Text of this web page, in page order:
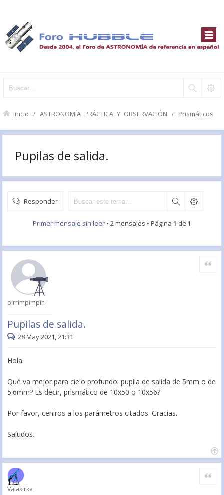
Inicio ASTRONOMÍA PRÁCTICA Y OBSERVACIÓN Prismáticos
Pupilas de salida.
Responder
Primer mensaje sin leer• 2 mensajes • Página 1 de 1
pirrimpimpin
Pupilas de salida.
Citar
28 May 2021, 21:31
Hola.
Qué va mejor para cielo profundo: pupila de salida de 5mm o de
5.6mm? Es decir, prismático de 10x50 o 10x56?
Por favor, ceñiros a los parámetros citados. Gracias.
Saludos.
Valakirka
Citar